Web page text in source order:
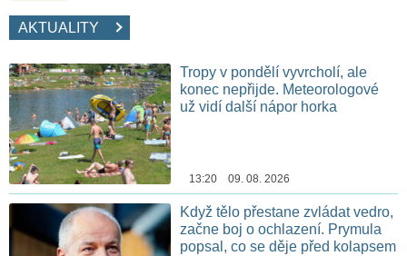
AKTUALITY
Tropy v pondělí vyvrcholí, ale
konec nepřijde. Meteorologové
už vidí další nápor horka
13:20 09. 08. 2026
Když tělo přestane zvládat vedro,
začne boj o ochlazení. Prymula
popsal, co se děje před kolapsem